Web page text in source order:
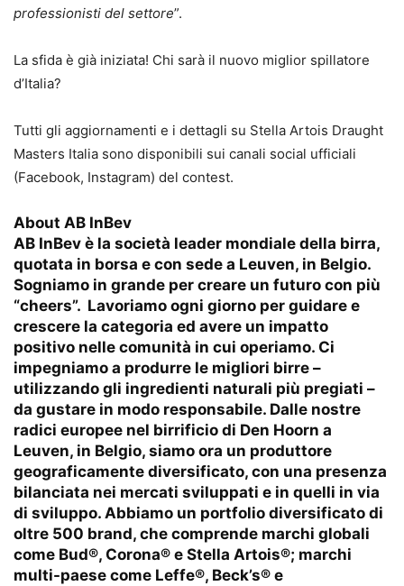
professionisti del settore”.
La sfida è già iniziata! Chi sarà il nuovo miglior spillatore
d’Italia?
Tutti gli aggiornamenti e i dettagli su Stella Artois Draught
Masters Italia sono disponibili sui canali social ufficiali
(Facebook, Instagram) del contest.
About AB InBev
AB InBev è la società leader mondiale della birra,
quotata in borsa e con sede a Leuven, in Belgio.
Sogniamo in grande per creare un futuro con più
“cheers”. Lavoriamo ogni giorno per guidare e
crescere la categoria ed avere un impatto
positivo nelle comunità in cui operiamo. Ci
impegniamo a produrre le migliori birre –
utilizzando gli ingredienti naturali più pregiati –
da gustare in modo responsabile. Dalle nostre
radici europee nel birrificio di Den Hoorn a
Leuven, in Belgio, siamo ora un produttore
geograficamente diversificato, con una presenza
bilanciata nei mercati sviluppati e in quelli in via
di sviluppo. Abbiamo un portfolio diversificato di
oltre 500 brand, che comprende marchi globali
come Bud®, Corona® e Stella Artois®; marchi
multi-paese come Leffe®, Beck’s® e